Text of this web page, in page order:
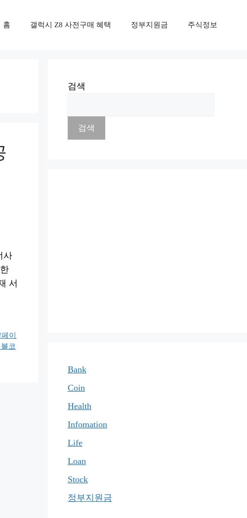
홈 갤럭시 Z8 사전구매 혜택 정부지원금 주식정보
사
서
이
코
검색
검색
Bank
Coin
Health
Infomation
Life
Loan
Stock
정부지원금